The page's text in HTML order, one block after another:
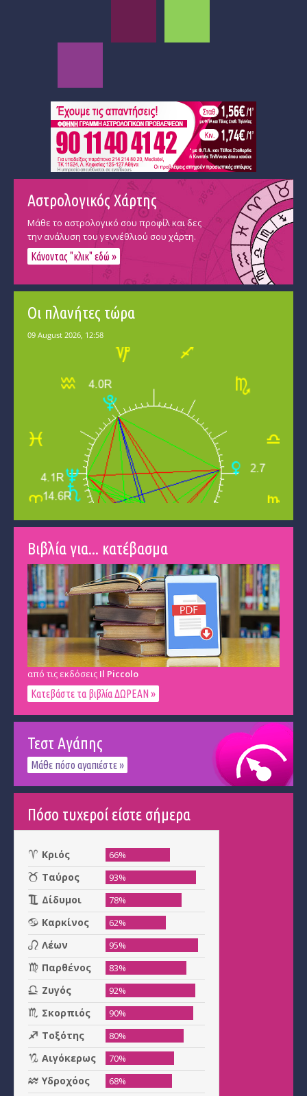
Αστρολογικός Χάρτης
Μάθε το αστρολογικό σου προφίλ και δες
την ανάλυση του γεννέθλιού σου χάρτη.
Κάνοντας "κλικ" εδώ »
Οι πλανήτες τώρα
Βιβλία για... κατέβασμα
από τις εκδόσεις Il Piccolo
Κατεβάστε τα βιβλία ΔΩΡΕΑΝ »
Τεστ Αγάπης
Μάθε πόσο αγαπιέστε »
Πόσο τυχεροί είστε σήμερα